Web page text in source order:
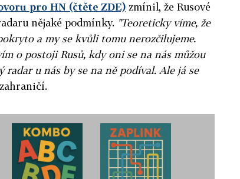
pro HN (čtěte ZDE) zmínil, že Rusové
nějaké podmínky. "Teoreticky víme, že
a my se kvůli tomu nerozčilujeme.
o postoji Rusů, kdy oni se na nás můžou
u nás by se na ně podíval. Ale já se